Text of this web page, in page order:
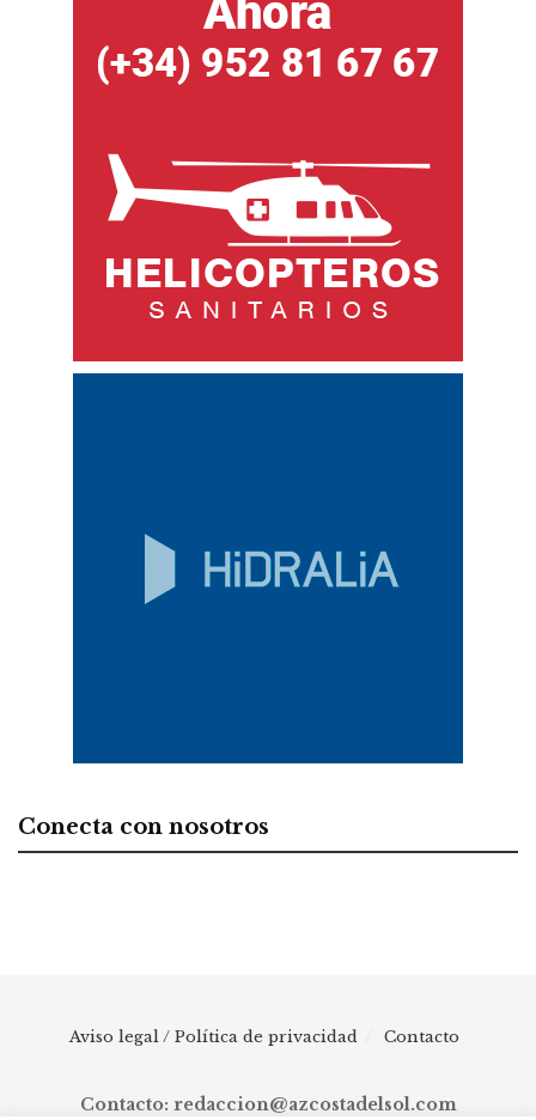
Conecta con nosotros
Aviso legal / Política de privacidad Contacto
Contacto: redaccion@azcostadelsol.com